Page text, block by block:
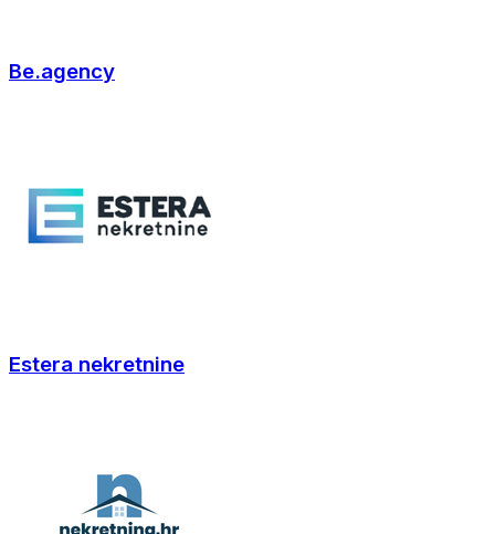
Be.agency
Estera nekretnine